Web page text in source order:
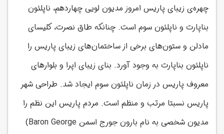
چهره‌ی زیبای پاریس امروز مدیون لویی چهاردهم، ناپلئون
بناپارت و ناپلئون سوم است. چنانکه طاق نصرت، کلیسای
مادلن و ستون‌های برخی از ساختمان‌های زیبای پاریس را
ناپلئون بناپارت به وجود آورد. بنای زیبای اپرا و بلوارهای
معروف پاریس در زمان ناپلئون سوم ایجاد شد. طراحی شهر
پاریس نسبتا مرتب و منظم است. مردم پاریس این نظم را
مدیون شخصی به نام بارون جورج اسمن (Baron George